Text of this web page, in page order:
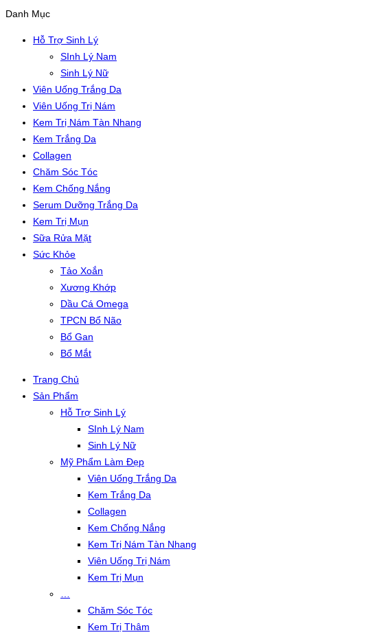
Danh Mục
Hỗ Trợ Sinh Lý
SInh Lý Nam
Sinh Lý Nữ
Viên Uống Trắng Da
Viên Uống Trị Nám
Kem Trị Nám Tàn Nhang
Kem Trắng Da
Collagen
Chăm Sóc Tóc
Kem Chống Nắng
Serum Dưỡng Trắng Da
Kem Trị Mụn
Sữa Rửa Mặt
Sức Khỏe
Tảo Xoắn
Xương Khớp
Dầu Cá Omega
TPCN Bổ Não
Bổ Gan
Bổ Mắt
Trang Chủ
Sản Phẩm
Hỗ Trợ Sinh Lý
SInh Lý Nam
Sinh Lý Nữ
Mỹ Phẩm Làm Đẹp
Viên Uống Trắng Da
Kem Trắng Da
Collagen
Kem Chống Nắng
Kem Trị Nám Tàn Nhang
Viên Uống Trị Nám
Kem Trị Mụn
Chăm Sóc Tóc
Kem Trị Thâm